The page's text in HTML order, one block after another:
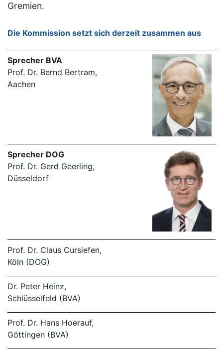
Gremien.
Die Kommission setzt sich derzeit zusammen aus
Sprecher BVA
Prof. Dr. Bernd Bertram,
Aachen
Sprecher DOG
Prof. Dr. Gerd Geerling,
Düsseldorf
Prof. Dr. Claus Cursiefen,
Köln (DOG)
Dr. Peter Heinz,
Schlüsselfeld (BVA)
Prof. Dr. Hans Hoerauf,
Göttingen (BVA)